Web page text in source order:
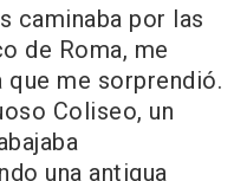
caminaba por las
de Roma, me
que me sorprendió.
Coliseo, un
una antigua